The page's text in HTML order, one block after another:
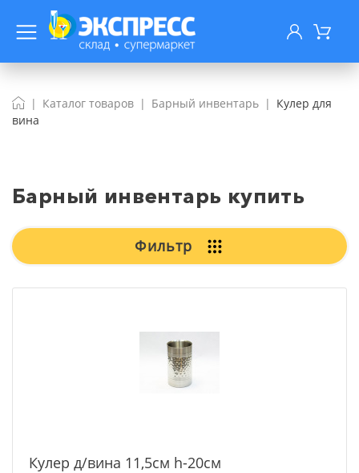
Каталог товаров Барный инвентарь
Кулер для
вина
Барный инвентарь купить
Фильтр
Кулер д/вина 11,5см h-20см